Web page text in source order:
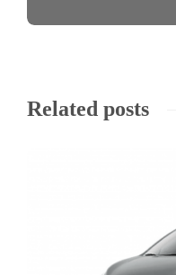
Related posts